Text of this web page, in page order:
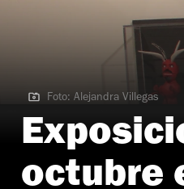
Foto: Alejandra Villegas
Foto: Alejandra Villegas
octubre